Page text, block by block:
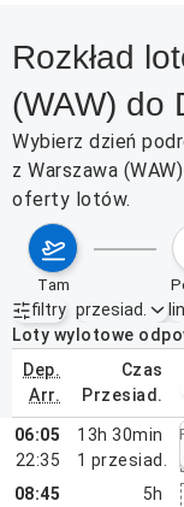
Rozkład
(WAW) do
Wybierz dzień
z Warszawa
oferty lotów.
tam
filtry
Aktywne filtry brak
przesiad.
Loty wylotowe
dep.
arr.
czas
przesiad.
sierpnia 2026
06:05
22:35
13h 30min
1 przesiad.
08:45
5h